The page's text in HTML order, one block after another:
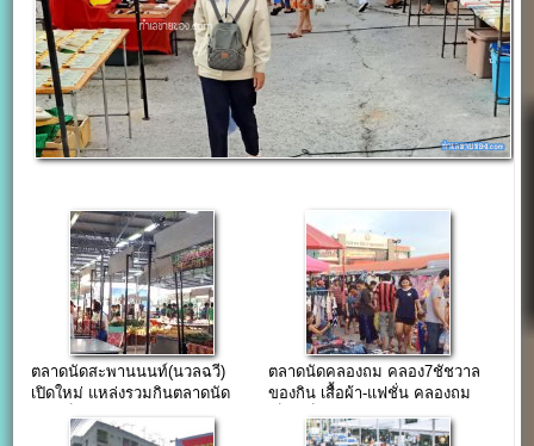
ตลาดนัดสะพานนนท์(นวลฉวี)
เปิดใหม่ แหล่งรวมกินตลาดนัด
ตลาดนัดคลองถม คลอง7ชัชวาล
ของกิน เสื้อผ้า-แฟชั่น คลองถม